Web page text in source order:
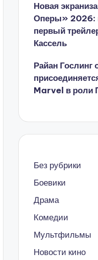
Новая
Оперы» 2026:
первый
Кассель
Райан
Marvel в роли
Без рубрики
Боевики
Драма
Комедии
Мультфильмы
Новости кино